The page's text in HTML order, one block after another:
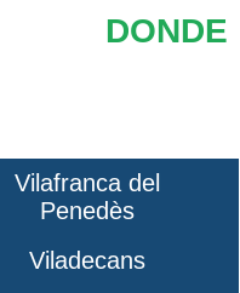
DONDE
Vilafranca del
Penedès
Viladecans